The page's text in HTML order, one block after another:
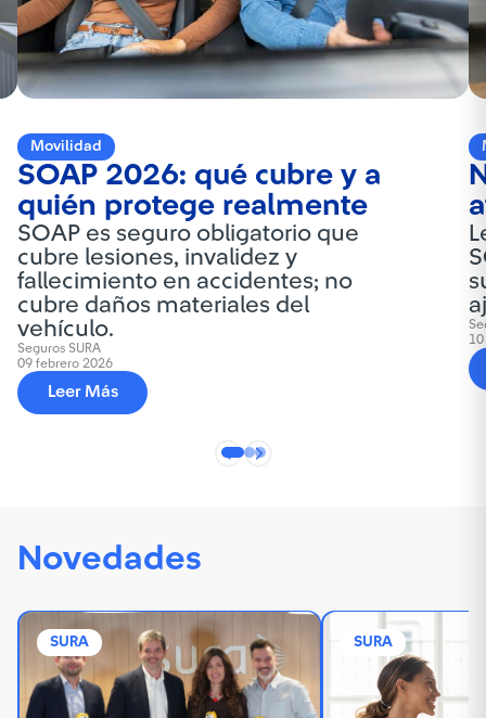
Movilidad
SOAP 2026: qué cubre y a
quién protege realmente
SOAP es seguro obligatorio que
cubre lesiones, invalidez y
fallecimiento en accidentes; no
cubre daños materiales del
vehículo.
Seguros SURA
09 febrero 2026
Leer Más
Novedades
SURA SURA